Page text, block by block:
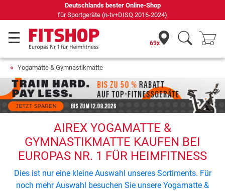
tv+DISQ 2016-2024)
69 Fachmärkte vor Ort
69x
Yogamatte & Gymnastikmatte
AIREX YOGAMATTE &
GYMNASTIKMATTE KAUFEN BEI
EUROPAS NR. 1 FÜR HEIMFITNESS
Dies ist nur eine kleine Auswahl unseres Sortiments. Für
noch mehr Auswahl besuchen Sie unsere Yogamatte &